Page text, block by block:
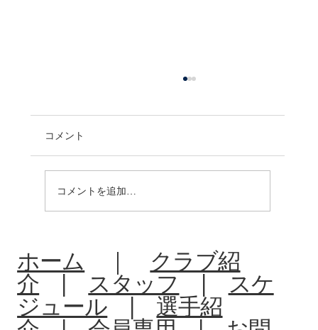
コメント
コメントを追加…
ホーム ｜ クラブ紹
介
スタッフ
スケ
ジュール
選手紹